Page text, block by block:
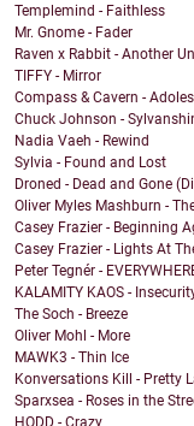
Templemind - Faithless
Mr. Gnome - Fader
Raven x Rabbit - Another
TIFFY - Mirror
Compass & Cavern -
Chuck Johnson -
Nadia Vaeh - Rewind
Sylvia - Found and Lost
Droned - Dead and Gone
Oliver Myles Mashburn -
Casey Frazier - Beginning
Casey Frazier - Lights At
Peter Tegnér -
KALAMITY KAOS -
The Soch - Breeze
Oliver Mohl - More
MAWK3 - Thin Ice
Konversations Kill - Pretty
Sparxsea - Roses in the
HODD - Crazy